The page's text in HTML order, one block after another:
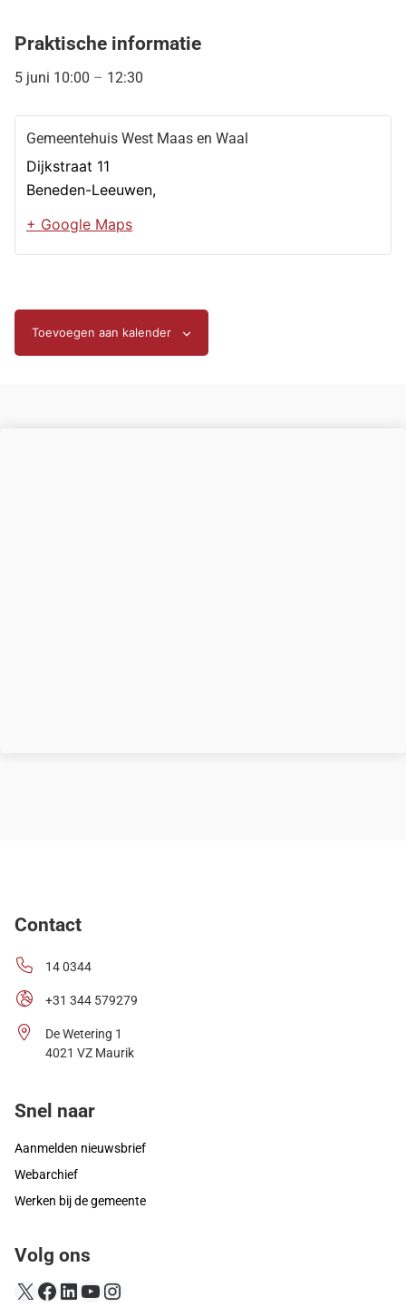
Praktische informatie
5 juni 10:00 – 12:30
Gemeentehuis West Maas en Waal
Dijkstraat 11
Beneden-Leeuwen,
+ Google Maps
Toevoegen aan kalender
Contact
14 0344
+31 344 579279
De Wetering 1
4021 VZ Maurik
Snel naar
Aanmelden nieuwsbrief
Webarchief
Werken bij de gemeente
Volg ons
X Facebook
LinkedIn
YouTube
Instagram